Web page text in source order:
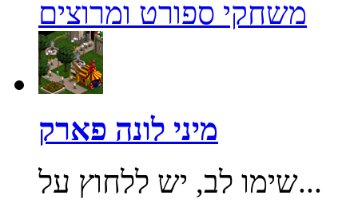
משחקי ספורט ומרוצים
מיני לונה פארק
שימו לב, יש ללחוץ על...